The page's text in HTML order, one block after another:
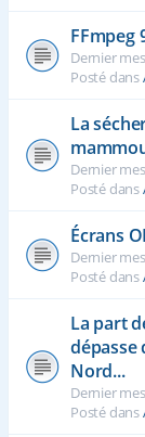
FFmpeg
Dernier
Posté dans
La
Dernier
Posté dans
Écrans
Dernier
Posté dans
La part
dépasse
Nord...
Dernier
Posté dans